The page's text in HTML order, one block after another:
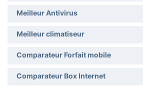
Meilleur Antivirus
Meilleur climatiseur
Comparateur Forfait mobile
Comparateur Box Internet